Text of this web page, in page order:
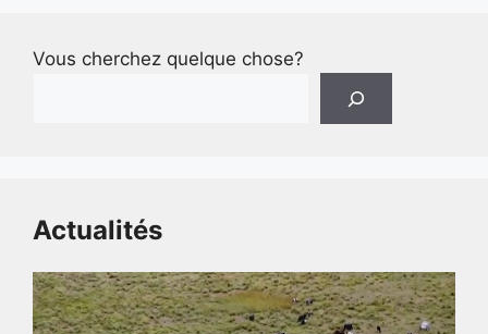
Vous cherchez quelque chose?
Actualités